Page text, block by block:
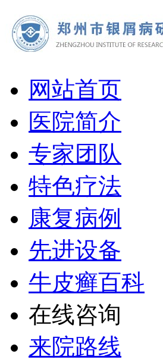
网站首页
医院简介
专家团队
特色疗法
康复病例
先进设备
牛皮癣百科
在线咨询
来院路线